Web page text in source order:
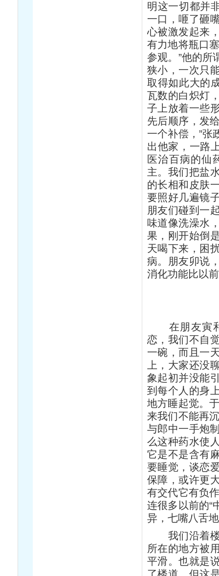
明这一切都并
一口，咂了砸
心被激发起来
有力地将瓶口
参观。”他的所
狭小，一次只
取得如此大的
瓦数的白炽灯
子上放着一些
先后顺序，发
一个补偿，”张
出他家，一路
医治百病的仙
主。我们把盐
的长相和皮肤
要照好几遍镜
朋友们碰到一
味道像洗澡水
果，刚开始倒
天喝下来，困
病。朋友卯说
消化功能比以
在朋友寅和
恋，我们不自
一碗，而且一
上，大家还没
象起初并没能
到每个人的身
地方睡起觉。
来我们不能再
与郎中一手炮
么这种药水使
它是不是含有
要睡觉，谈恋
保障，或许更
有交代它有负
连很多以前的“
异，七嘴八舌
我们沿着楼
所在的地方被
平滑。也就是